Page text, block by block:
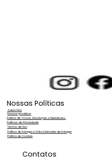
Água dura: o
Nossas Políticas
Nossos produtos
Sobre Nós
Política de Trocas, Devoluções e Reembolso.
Políticas de Privacidade
Política de Entrega e Data Estimada de Entrega
Política de Cookies
Termos de Uso
Contatos